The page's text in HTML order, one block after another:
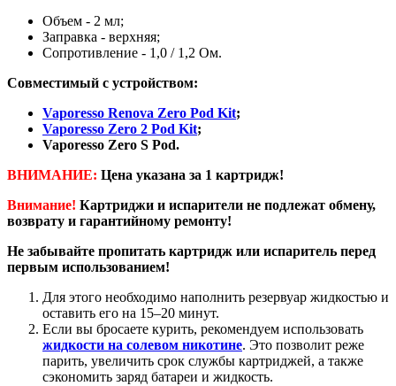
Объем - 2 мл;
Заправка - верхняя;
Сопротивление - 1,0 / 1,2 Ом.
Совместимый с устройством:
Vaporesso Renova Zero Pod Kit;
Vaporesso Zero 2 Pod Kit;
Vaporesso Zero S Pod.
ВНИМАНИЕ: Цена указана за 1 картридж!
Внимание! Картриджи и испарители не подлежат обмену,
возврату и гарантийному ремонту!
Не забывайте пропитать картридж или испаритель перед
первым использованием!
Для этого необходимо наполнить резервуар жидкостью и
оставить его на 15–20 минут.
Если вы бросаете курить, рекомендуем использовать
жидкости на солевом никотине. Это позволит реже
парить, увеличить срок службы картриджей, а также
сэкономить заряд батареи и жидкость.